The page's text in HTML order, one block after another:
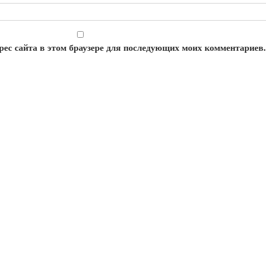
сайта в этом браузере для последующих моих комментариев.